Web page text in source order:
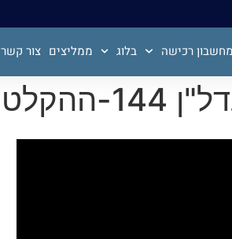
מחשבון רכישה בלוג ממליצים צור קשר